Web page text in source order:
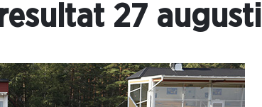
27 augusti